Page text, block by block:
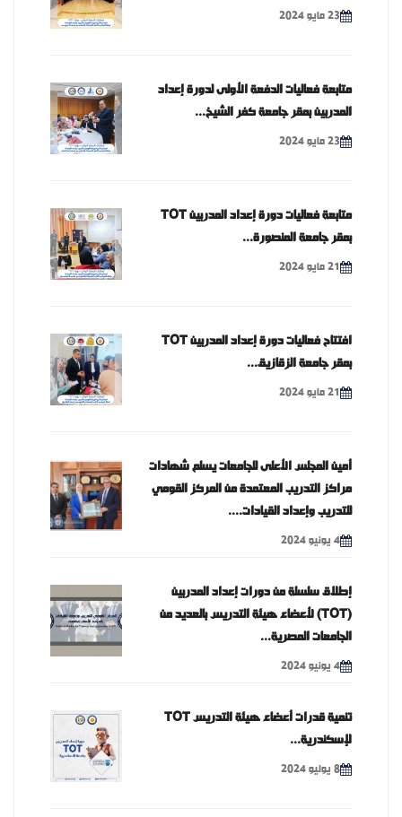
23 مايو 2024
متابعة فعاليات الدفعة الأولى لدورة إعداد
المدربين بمقر جامعة كفر الشيخ...
23 مايو 2024
متابعة فعاليات دورة إعداد المدربين TOT
بمقر جامعة المنصورة...
21 مايو 2024
افتتاح فعاليات دورة إعداد المدربين TOT
بمقر جامعة الزقازيق...
21 مايو 2024
أمين المجلس الأعلى للجامعات يسلم شهادات
مراكز التدريب المعتمدة من المركز القومي
للتدريب وإعداد القيادات....
4 يونيو 2024
إطلاق سلسلة من دورات إعداد المدربين
(TOT) لأعضاء هيئة التدريس بالعديد من
الجامعات المصرية...
4 يونيو 2024
تنمية قدرات أعضاء هيئة التدريس TOT
لإسكندرية...
8 يوليو 2024